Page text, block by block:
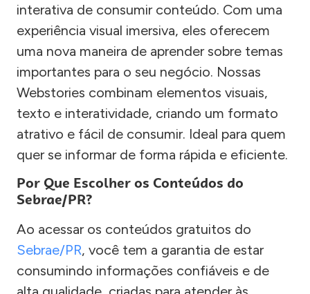
interativa de consumir conteúdo. Com uma
experiência visual imersiva, eles oferecem
uma nova maneira de aprender sobre temas
importantes para o seu negócio. Nossas
Webstories combinam elementos visuais,
texto e interatividade, criando um formato
atrativo e fácil de consumir. Ideal para quem
quer se informar de forma rápida e eficiente.
Por Que Escolher os Conteúdos do
Sebrae/PR?
Ao acessar os conteúdos gratuitos do
Sebrae/PR, você tem a garantia de estar
consumindo informações confiáveis e de